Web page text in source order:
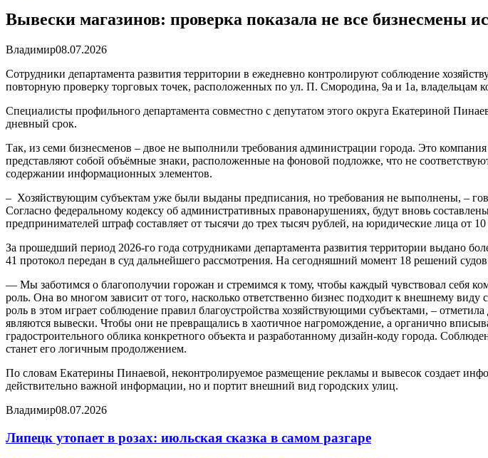
Вывески магазинов: проверка показала не все бизнесмены
Владимир08.07.2026
Сотрудники департамента развития территории в ежедневно контролируют соблюдение
повторную проверку торговых точек, расположенных по ул. П. Смородина, 9а и 1а,
Специалисты профильного департамента совместно с депутатом этого округа Екатериной
дневный срок.
Так, из семи бизнесменов – двое не выполнили требования администрации города. Это
представляют собой объёмные знаки, расположенные на фоновой подложке, что не
содержании информационных элементов.
– Хозяйствующим субъектам уже были выданы предписания, но требования не выполнены, –
Согласно федеральному кодексу об административных правонарушениях, будут вновь
предпринимателей штраф составляет от тысячи до трех тысяч рублей, на юридические лица от
За прошедший период 2026-го года сотрудниками департамента развития территории выдано
41 протокол передан в суд дальнейшего рассмотрения. На сегодняшний момент 18 решений
— Мы заботимся о благополучии горожан и стремимся к тому, чтобы каждый чувствовал себя
роль. Она во многом зависит от того, насколько ответственно бизнес подходит к внешнему
роль в этом играет соблюдение правил благоустройства хозяйствующими субъектами, –
являются вывески. Чтобы они не превращались в хаотичное нагромождение, а органично
градостроительного облика конкретного объекта и разработанному дизайн-коду города.
станет его логичным продолжением.
По словам Екатерины Пинаевой, неконтролируемое размещение рекламы и вывесок создает
действительно важной информации, но и портит внешний вид городских улиц.
Владимир08.07.2026
Липецк утопает в розах: июльская сказка в самом разгаре